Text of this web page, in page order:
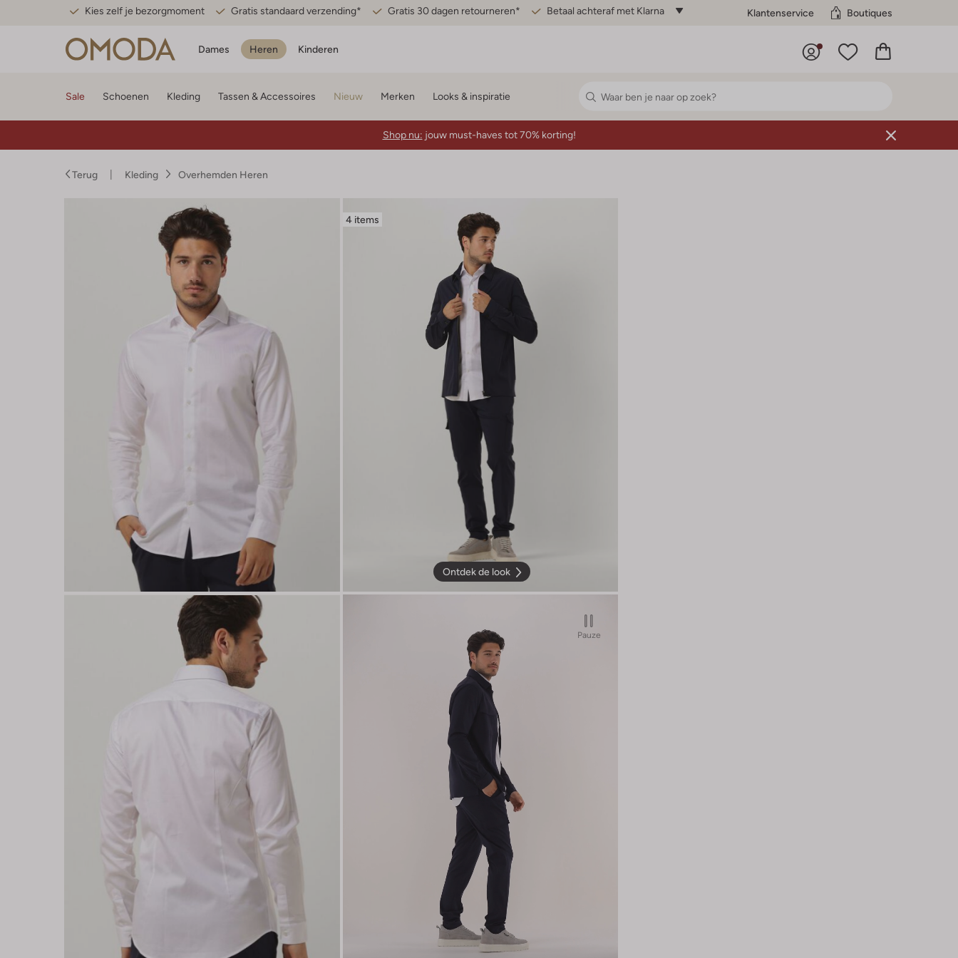
Kies zelf je bezorgmoment Gratis standaard verzending* Gratis 30 dagen retourneren* Betaal achteraf met Klarna Klantenservice Boutiques
Dames Heren Kinderen
Sale Schoenen Kleding Tassen & Accessoires Nieuw Merken Looks & inspiratie
Shop nu: jouw must-haves tot 70% korting!
Terug Kleding Overhemden Heren
4 items
Ontdek de look
Pauze